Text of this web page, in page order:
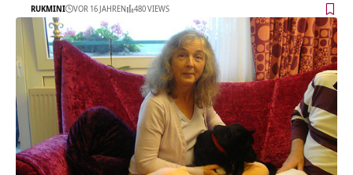
RUKMINI VOR 16 JAHREN 480 VIEWS